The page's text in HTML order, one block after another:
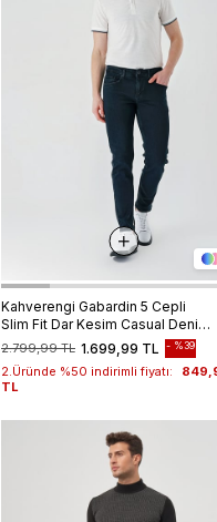
Kahverengi Gabardin 5 Cepli
Slim Fit Dar Kesim Casual Denim
Jean Kot Pantolon 1023240150
1.699,99 TL
2.799,99 TL %39
2.Üründe %50 indirimli fiyatı:
TL